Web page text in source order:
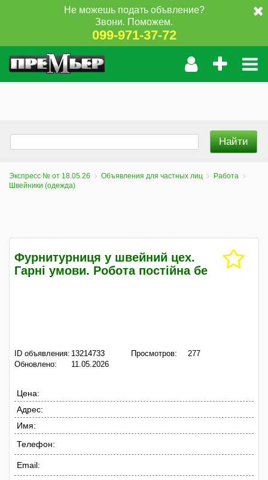
Не можешь подать объвление?
Звони. Поможем.
099-971-37-72
Экспресс № от 18.05.26 Объявления для частных лиц
Работа
Швейники (одежда)
Фурнитурниця у швейний цех.
Гарні умови. Робота постійна бе
ID объявления: 13214733
Обновлено:
11.05.2026
Просмотров: 277
Цена:
Адрес:
Имя:
Телефон:
Email: